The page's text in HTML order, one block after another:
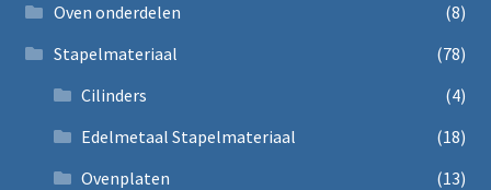
Oven onderdelen
(8)
Stapelmateriaal
(78)
Cilinders
(4)
Edelmetaal Stapelmateriaal
(18)
Ovenplaten
(13)